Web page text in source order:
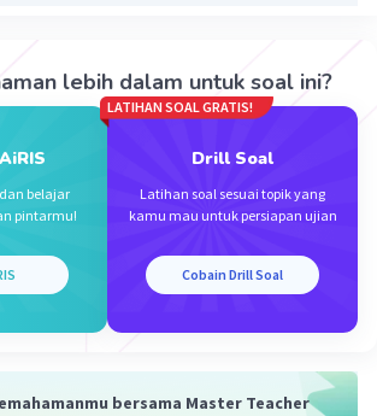
lebih dalam untuk soal ini?
belajar
pintarmu!
LATIHAN SOAL GRATIS!
Drill Soal
Latihan soal sesuai topik yang
kamu mau untuk persiapan ujian
Cobain Drill Soal
bersama Master Teacher